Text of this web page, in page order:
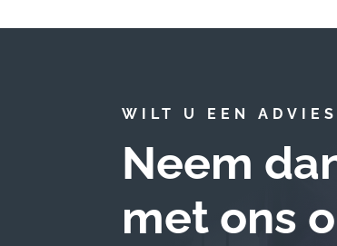
WILT U EEN
Neem
met ons